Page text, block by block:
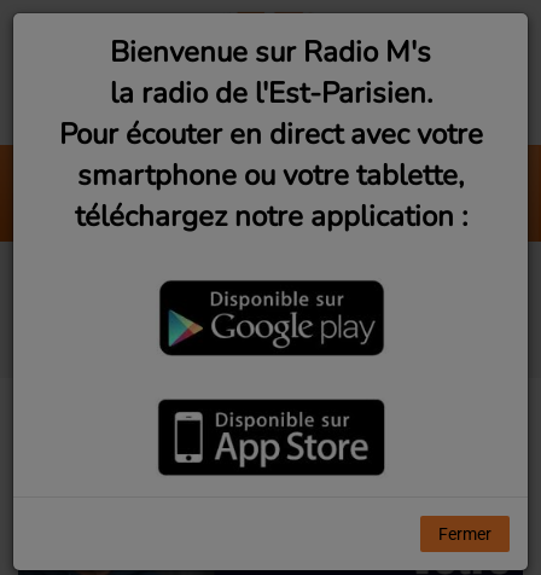
24H In The Disco
Zerb
Associativement vôtre
(Jeudi 19h)
Bienvenue sur Radio M's
la radio de l'Est-Parisien.
Pour écouter en direct avec votre
smartphone ou votre tablette,
téléchargez notre application :
Fermer